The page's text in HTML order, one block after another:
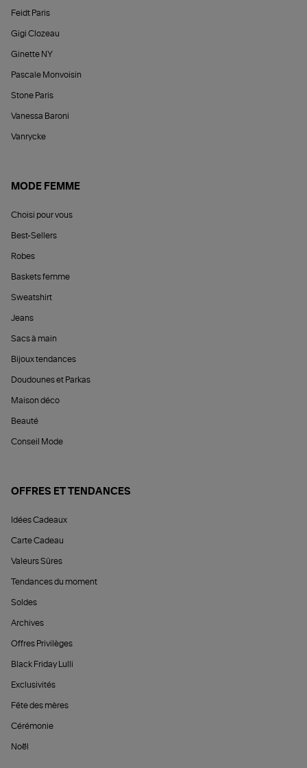
Feidt Paris
Gigi Clozeau
Ginette NY
Pascale Monvoisin
Stone Paris
Vanessa Baroni
Vanrycke
MODE FEMME
Choisi pour vous
Best-Sellers
Robes
Baskets femme
Sweatshirt
Jeans
Sacs à main
Bijoux tendances
Doudounes et Parkas
Maison déco
Beauté
Conseil Mode
OFFRES ET TENDANCES
Idées Cadeaux
Carte Cadeau
Valeurs Sûres
Tendances du moment
Soldes
Archives
Offres Privilèges
Black Friday Lulli
Exclusivités
Fête des mères
Cérémonie
Noël